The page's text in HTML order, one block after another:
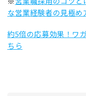
な営業経験者の見極め
約5倍の応募効果！ワ
ちら